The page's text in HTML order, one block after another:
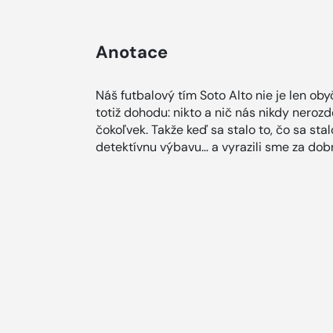
Anotace
Náš futbalový tím Soto Alto nie je len
totiž dohodu: nikto a nič nás nikdy
čokoľvek. Takže keď sa stalo to, čo sa
detektívnu výbavu… a vyrazili sme za